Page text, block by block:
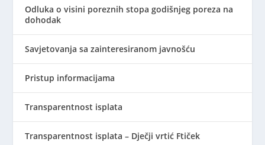
Odluka o visini poreznih stopa godišnjeg poreza na
dohodak
Savjetovanja sa zainteresiranom javnošću
Pristup informacijama
Transparentnost isplata
Transparentnost isplata – Dječji vrtić Ftiček